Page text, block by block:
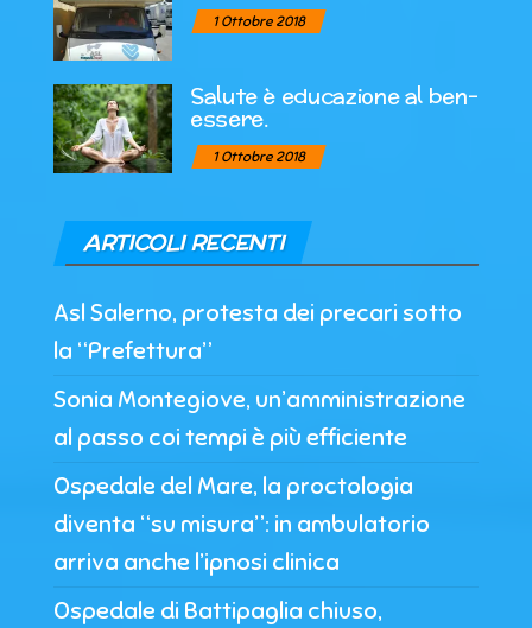
1 Ottobre 2018
Salute è educazione al ben-
essere.
1 Ottobre 2018
ARTICOLI RECENTI
Asl Salerno, protesta dei precari sotto
la “Prefettura”
Sonia Montegiove, un’amministrazione
al passo coi tempi è più efficiente
Ospedale del Mare, la proctologia
diventa “su misura”: in ambulatorio
arriva anche l’ipnosi clinica
Ospedale di Battipaglia chiuso,